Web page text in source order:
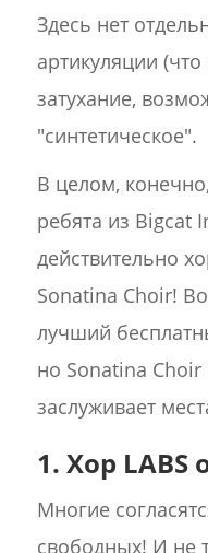
Здесь нет
артикуляции
затухание,
"синтетическое".
В целом,
ребята из Bigcat
действительно
Sonatina Choir!
лучший
но Sonatina
заслуживает
1. Хор LABS
Многие
свободных! И не